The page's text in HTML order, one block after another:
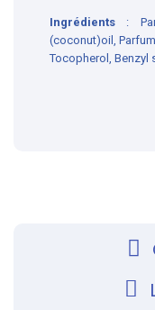
Ingrédients
:
(coconut)oil,
Tocopherol, Benzyl